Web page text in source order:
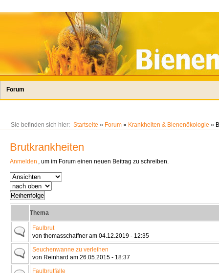
Forum
Sie befinden sich hier: Startseite » Forum » Krankheiten & Bienenökologie »
Brutkrankheiten
Anmelden , um im Forum einen neuen Beitrag zu schreiben.
Thema
Faulbrut
von thomasschaffner am 04.12.2019 - 12:35
Seuchenwanne zu verleihen
von Reinhard am 26.05.2015 - 18:37
Faulbrutfälle